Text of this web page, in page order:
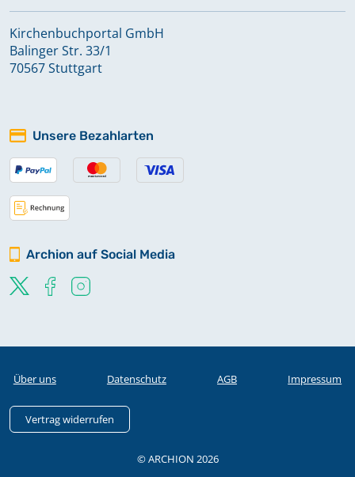
Kirchenbuchportal GmbH
Balinger Str. 33/1
70567 Stuttgart
Unsere Bezahlarten
Archion auf Social Media
Über uns Datenschutz AGB Impressum
Vertrag widerrufen
© ARCHION 2026